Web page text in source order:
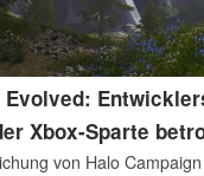
Evolved:
Xbox-Sparte
von Halo